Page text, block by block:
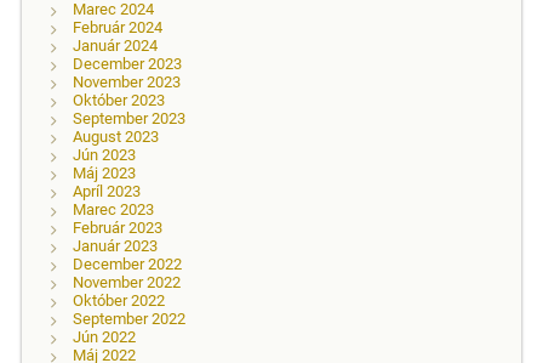
Marec 2024
Február 2024
Január 2024
December 2023
November 2023
Október 2023
September 2023
August 2023
Jún 2023
Máj 2023
Apríl 2023
Marec 2023
Február 2023
Január 2023
December 2022
November 2022
Október 2022
September 2022
Jún 2022
Máj 2022